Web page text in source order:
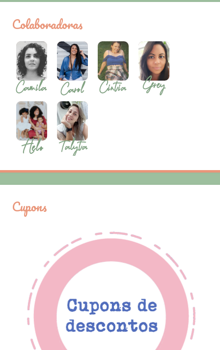
Colaboradoras
Cupons